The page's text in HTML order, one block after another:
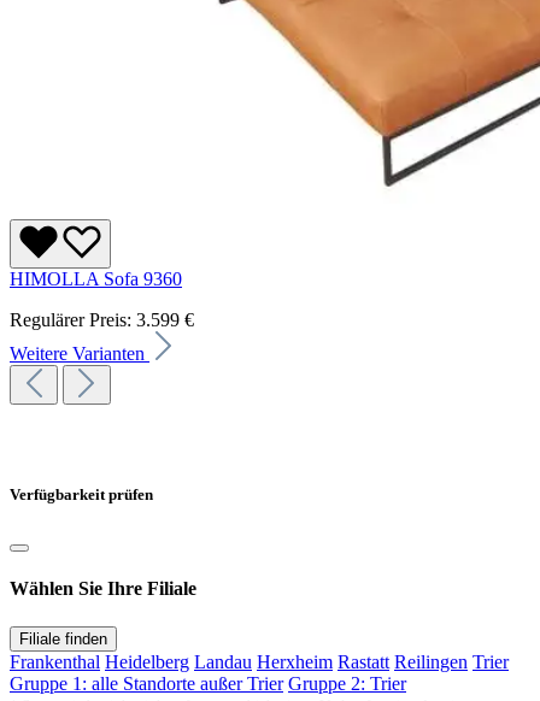
HIMOLLA Sofa 9360
Regulärer Preis: 3.599 €
Weitere Varianten
Verfügbarkeit prüfen
Wählen Sie Ihre Filiale
Filiale finden
Frankenthal Heidelberg Landau Herxheim Rastatt Reilingen Trier
Gruppe 1: alle Standorte außer Trier Gruppe 2: Trier